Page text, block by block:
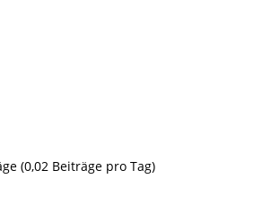
(0,02 Beiträge pro Tag)